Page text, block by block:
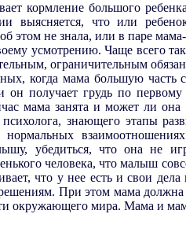
кормление большого
выясняется, что или
этом не знала, или в паре
усмотрению. Чаще всего
ограничительным
когда мама большую
он получает грудь по
мама занята и может ли
знающего этапы
убедиться, что она не
человека, что малыш
что у нее есть и свои
При этом мама
окружающего мира. Мама и